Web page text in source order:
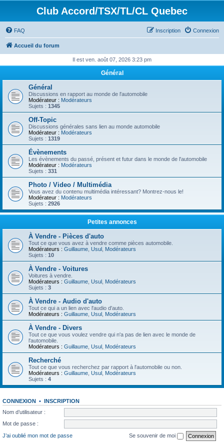
Club Accord/TSX/TL/CL Quebec
FAQ Connexion
Inscription
Accueil du forum
Il est ven. août 07, 2026 3:23 pm
Général
Général
Discussions en rapport au monde de l'automobile
Modérateur : Modérateurs
Sujets : 1345
Off-Topic
Discussions générales sans lien au monde automobile
Modérateur : Modérateurs
Sujets : 1319
Évènements
Les évènements du passé, présent et futur dans le monde de l'automobile
Modérateur : Modérateurs
Sujets : 331
Photo / Video / Multimédia
Vous avez du contenu multimédia intéressant? Montrez-nous le!
Modérateur : Modérateurs
Sujets : 2926
Petites annonces
À Vendre - Pièces d'auto
Tout ce que vous avez à vendre comme pièces automobile.
Modérateurs : Guillaume Usul Modérateurs
Sujets : 10
À Vendre - Voitures
Voitures à vendre.
Modérateurs : Guillaume Usul Modérateurs
Sujets : 3
À Vendre - Audio d'auto
Tout ce qui a un lien avec l'audio d'auto.
Modérateurs : Guillaume Usul Modérateurs
À Vendre - Divers
Tout ce que vous voulez vendre qui n'a pas de lien avec le monde de
l'automobile.
Modérateurs : Guillaume Usul Modérateurs
Recherché
Tout ce que vous recherchez par rapport à l'automobile ou non.
Modérateurs : Guillaume Usul Modérateurs
Sujets : 4
CONNEXION • INSCRIPTION
Nom d’utilisateur :
Mot de passe :
J’ai oublié mon mot de passe
Se souvenir de moi